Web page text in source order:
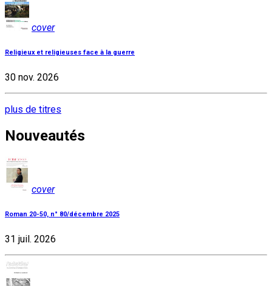
cover
Religieux et religieuses face à la guerre
30 nov. 2026
plus de titres
Nouveautés
cover
Roman 20-50, n° 80/décembre 2025
31 juil. 2026